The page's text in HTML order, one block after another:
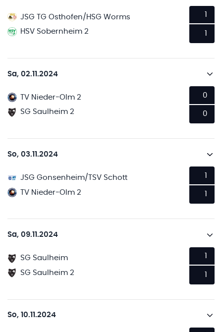
JSG TG Osthofen/HSG Worms
HSV Sobernheim 2
Sa, 02.11.2024
TV Nieder-Olm 2
SG Saulheim 2
0
0
So, 03.11.2024
JSG Gonsenheim/TSV Schott
TV Nieder-Olm 2
Sa, 09.11.2024
SG Saulheim
SG Saulheim 2
1
So, 10.11.2024